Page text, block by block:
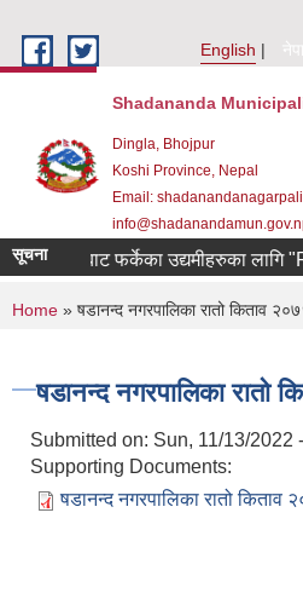
English
Shadananda
Dingla, Bhojpur
Koshi Province, Nepal
Email:
सूचना
कोरियाबाट फर्केका उद्यमीहरुका लागि
You are here
Home » षडानन्द नगरपालिका रातो किताव
षडानन्द नगरपालिका रातो
Submitted on: Sun, 11/13/2022
Supporting Documents:
षडानन्द नगरपालिका रातो